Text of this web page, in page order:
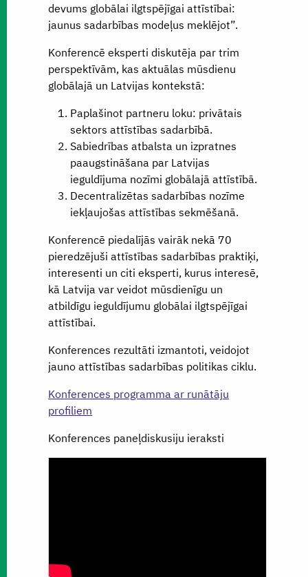
devums globālai ilgtspējīgai attīstībai:
jaunus sadarbības modeļus meklējot”.
Konferencē eksperti diskutēja par trim
perspektīvām, kas aktuālas mūsdienu
globālajā un Latvijas kontekstā:
Paplašinot partneru loku: privātais
sektors attīstības sadarbībā.
Sabiedrības atbalsta un izpratnes
paaugstināšana par Latvijas
ieguldījuma nozīmi globālajā attīstībā.
Decentralizētas sadarbības nozīme
iekļaujošas attīstības sekmēšanā.
Konferencē piedalījās vairāk nekā 70
pieredzējuši attīstības sadarbības praktiķi,
interesenti un citi eksperti, kurus interesē,
kā Latvija var veidot mūsdienīgu un
atbildīgu ieguldījumu globālai ilgtspējīgai
attīstībai.
Konferences rezultāti izmantoti, veidojot
jauno attīstības sadarbības politikas ciklu.
Konferences programma ar runātāju
profiliem
Konferences paneļdiskusiju ieraksti